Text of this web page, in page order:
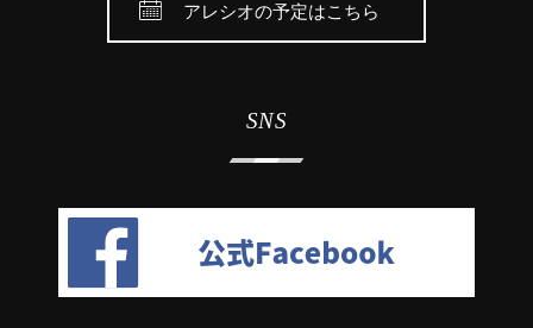
アレシオの予定はこちら
SNS